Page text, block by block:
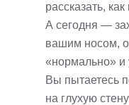
рассказать,
А сегодня —
вашим носом,
«нормально» и
Вы пытаетесь
на глухую